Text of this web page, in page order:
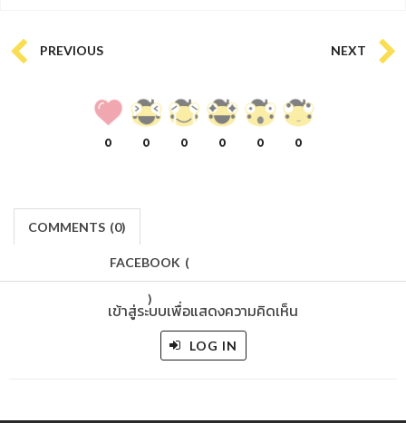
PREVIOUS NEXT
0 0 0 0 0 0
COMMENTS (0)
FACEBOOK (
)
เข้าสู่ระบบเพื่อแสดงความคิดเห็น
LOG IN